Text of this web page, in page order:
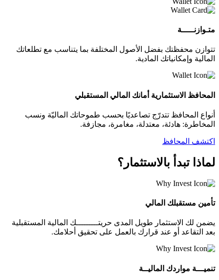
متـوازنـــــة
تتوازن محفظتك بفضل الأصول المختلفة بما يتناسب مع تطلعاتك
المالية وإمكانياتك المادية.
المحافظ الاستثمارية أمانك المالي المستقبلي
أنواع المحافظ تتدرّج تصاعديًا بحسب طموحاتك الماليّة ونسب
المخاطرة: هادئة، معتدلة، مغامرة، مجازفة.
اكتشف المحافظ
لماذا تبدأ بالاستثمار؟
تأمين مستقبلك المالي
يضمن لك الاستثمار طويل المدى حريتـــــــــك المالية المستقبلية
بعد التقاعد أو عند قرارك بالعمل على تحقيق أحلامك.
تنميـــة مواردك الماليــة